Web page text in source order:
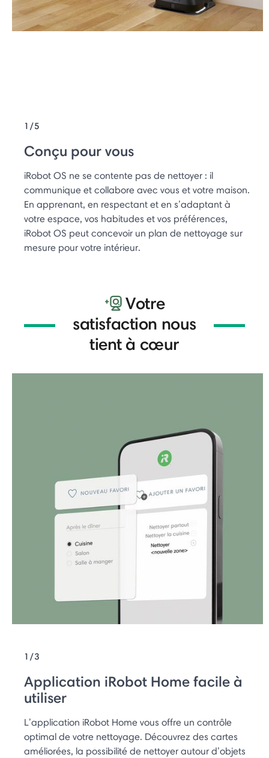
1/5
Conçu pour vous
iRobot OS ne se contente pas de nettoyer : il
communique et collabore avec vous et votre maison.
En apprenant, en respectant et en s’adaptant à
votre espace, vos habitudes et vos préférences,
iRobot OS peut concevoir un plan de nettoyage sur
mesure pour votre intérieur.
Votre
satisfaction nous
tient à cœur
1/3
Application iRobot Home facile à
utiliser
L’application iRobot Home vous offre un contrôle
optimal de votre nettoyage. Découvrez des cartes
améliorées, la possibilité de nettoyer autour d’objets